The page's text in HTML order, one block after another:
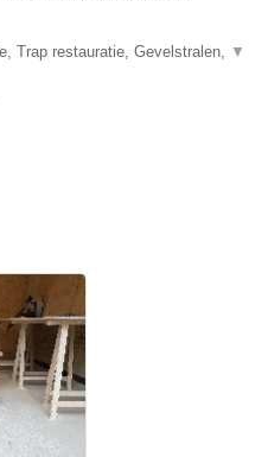
Trap restauratie, Gevelstralen, ▼